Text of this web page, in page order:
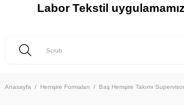
Anasayfa Hemşire Formaları Baş Hemşire Takımı Supervisor
Labor Tekstil uygulamamızı